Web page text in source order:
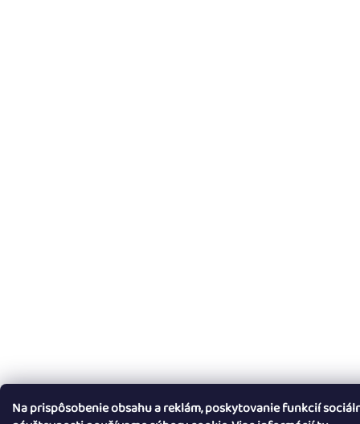
Na prispôsobenie obsahu a reklám, poskytovanie funkcií